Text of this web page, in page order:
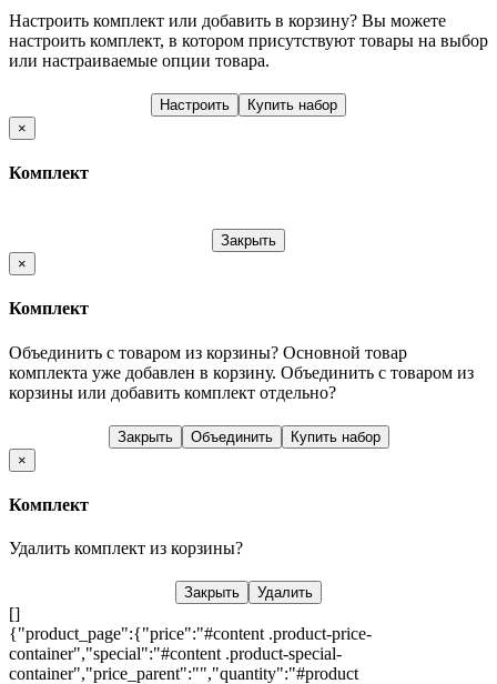
Настроить комплект или добавить в корзину? Вы можете
настроить комплект, в котором присутствуют товары на выбор
или настраиваемые опции товара.
Настроить
Купить набор
×
Комплект
Закрыть
×
Комплект
Объединить с товаром из корзины? Основной товар
комплекта уже добавлен в корзину. Объединить с товаром из
корзины или добавить комплект отдельно?
Закрыть Объединить
Купить набор
×
Комплект
Удалить комплект из корзины?
Закрыть Удалить
[]
{"product_page":{"price":"#content .product-price-
container","special":"#content .product-special-
container","price_parent":"","quantity":"#product